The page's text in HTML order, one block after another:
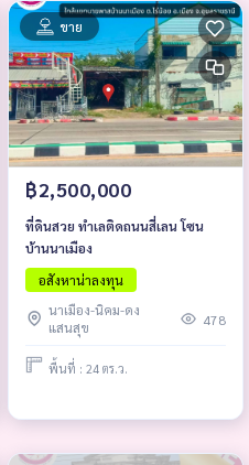
บ้านโครงการอุบล
ขาย
฿2,500,000
ที่ดินสวย ทำเลติดถนนสี่เลน โซน
บ้านนาเมือง
อสังหาน่าลงทุน
นาเมือง-นิคม-ดง
แสนสุข
478
พื้นที่ : 24 ตร.ว.